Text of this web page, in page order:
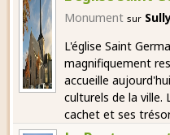
Monument sur
L'église Saint
magnifiquement
accueille
culturels de la ville.
cachet et ses